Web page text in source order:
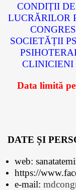
CONDIȚII
LUCRĂRILOR
SOCIETĂȚII
CLINICIENI
Data limită
DATE ȘI
web:
https://
e-mail: